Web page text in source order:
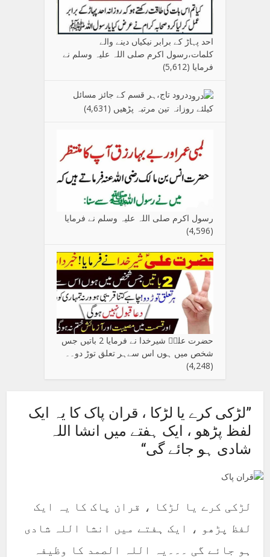
احد پہاڑ کے برابر نیکیاں دینے والے
کلمات،رسول اکرم صلی اللہ علیہ وسلم نے
فرمایا (5,612)
درود تاج،ہر قسم کے جائز مسائل
کیلئے روزانہ تین مرتبہ پڑھیں (4,631)
رسول اکرم صلی اللہ علیہ وسلم نے فرمایا
(4,596)
حضرت علیؑ شیرخدا نے فرمایا 2 باتیں جس
شخص میں ہوں اس سےہر تعلق توڑ دو۔۔
(4,248)
”لڑکی کرے یا لڑکا ، قران پاک کا یہ ایک
لفظ پڑھو ، ایک ہفتے میں انشا اللہ
شادی ہو جائے گی“
لڑکی کرے یا لڑکا ، قران پاک کا یہ ایک
لفظ پڑھو ، ایک ہفتے میں انشا اللہ شادی
ہو جائے گی ۔۔۔یہ اللہ الصمد کا وظیفہ